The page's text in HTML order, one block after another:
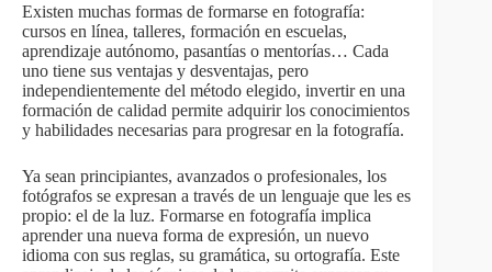
Existen muchas formas de formarse en fotografía:
cursos en línea, talleres, formación en escuelas,
aprendizaje autónomo, pasantías o mentorías… Cada
uno tiene sus ventajas y desventajas, pero
independientemente del método elegido, invertir en una
formación de calidad permite adquirir los conocimientos
y habilidades necesarias para progresar en la fotografía.
Ya sean principiantes, avanzados o profesionales, los
fotógrafos se expresan a través de un lenguaje que les es
propio: el de la luz. Formarse en fotografía implica
aprender una nueva forma de expresión, un nuevo
idioma con sus reglas, su gramática, su ortografía. Este